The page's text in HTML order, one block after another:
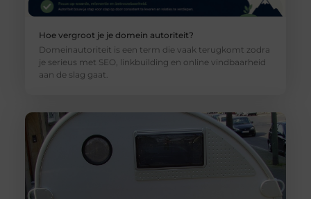
Hoe vergroot je je domein autoriteit?
Domeinautoriteit is een term die vaak terugkomt zodra
je serieus met SEO, linkbuilding en online vindbaarheid
aan de slag gaat.